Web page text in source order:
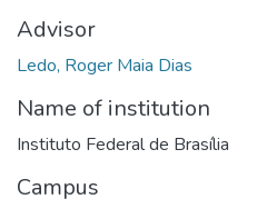
Advisor
Ledo, Roger Maia Dias
Name of institution
Instituto Federal de Brasília
Campus